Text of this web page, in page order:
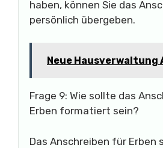
haben, können Sie das
persönlich übergeben.
Neue Hausverwaltung
Frage 9: Wie sollte das
Erben formatiert sein?
Das Anschreiben für Erben